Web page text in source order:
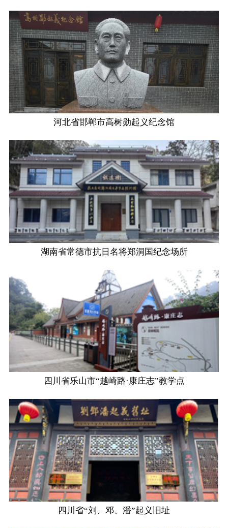
河北省邯郸市高树勋起义纪念馆
湖南省常德市抗日名将郑洞国纪念场所
四川省乐山市“越崎路·康庄志”教学点
四川省“刘、邓、潘”起义旧址